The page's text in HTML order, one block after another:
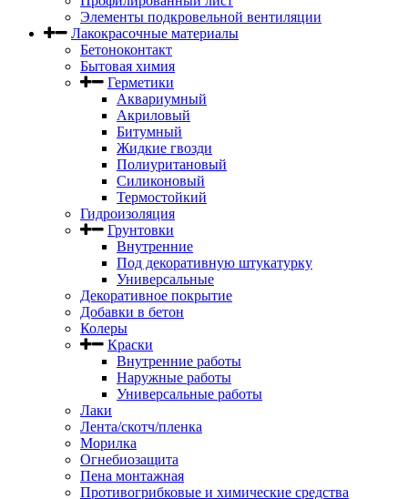
Элементы подкровельной вентиляции
Лакокрасочные материалы
Бетоноконтакт
Бытовая химия
Герметики
Аквариумный
Акриловый
Битумный
Жидкие гвозди
Полиуритановый
Силиконовый
Термостойкий
Гидроизоляция
Грунтовки
Внутренние
Под декоративную штукатурку
Универсальные
Декоративное покрытие
Добавки в бетон
Колеры
Краски
Внутренние работы
Наружные работы
Универсальные работы
Лаки
Лента/скотч/пленка
Морилка
Огнебиозащита
Пена монтажная
Противогрибковые и химические средства